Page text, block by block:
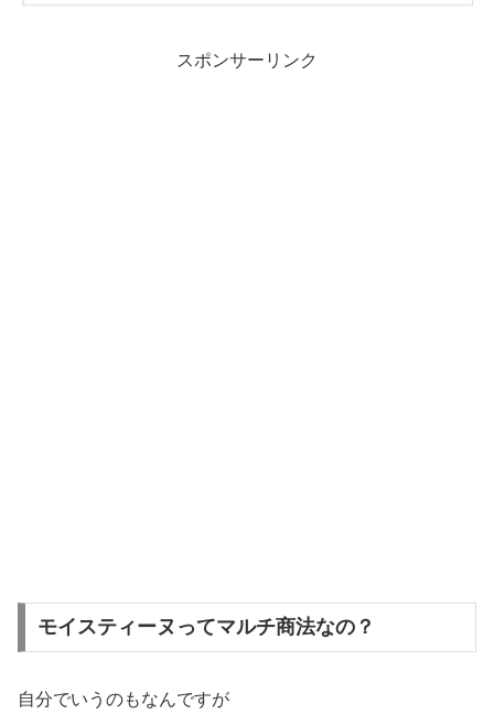
スポンサーリンク
モイスティーヌってマルチ商法なの？
自分でいうのもなんですが